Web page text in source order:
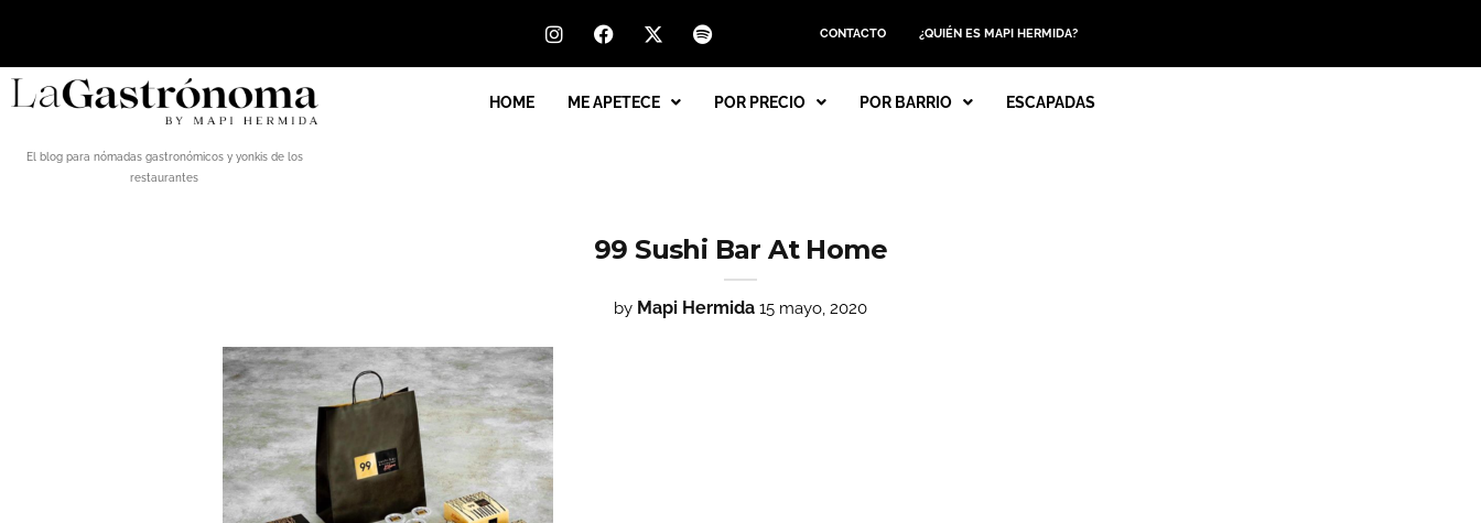
CONTACTO ¿QUIÉN ES MAPI HERMIDA?
El blog para nómadas gastronómicos y yonkis de los
restaurantes
HOME ME APETECE POR PRECIO POR BARRIO ESCAPADAS
99 Sushi Bar At Home
by Mapi Hermida 15 mayo, 2020